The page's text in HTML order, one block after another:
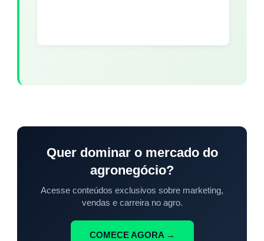
Quer dominar o mercado do
agronegócio?
Acesse conteúdos exclusivos sobre marketing,
vendas e carreira no agro.
COMECE AGORA →